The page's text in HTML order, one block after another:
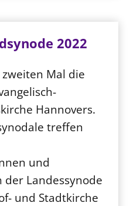
2022
Mal die
Hannovers.
treffen
und
Landessynode
und Stadtkirche